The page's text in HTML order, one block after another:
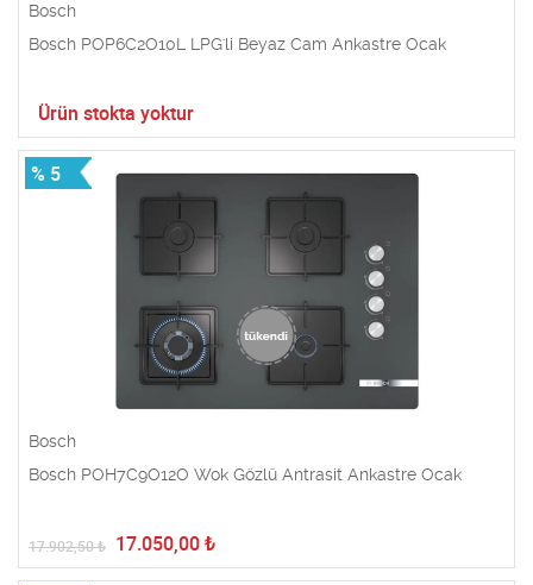
Bosch
Bosch POP6C2O10L LPG'li Beyaz Cam Ankastre Ocak
Ürün stokta yoktur
% 5
Bosch
Bosch POH7C9O12O Wok Gözlü Antrasit Ankastre Ocak
17.902,50₺ 17.050,00 ₺